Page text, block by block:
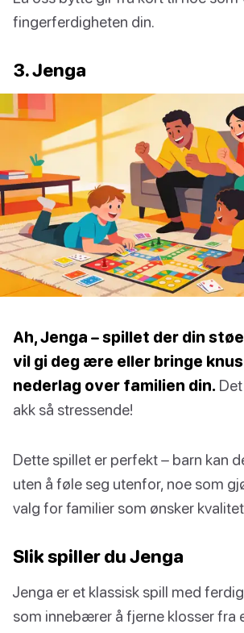
fingerferdigheten din.
3. Jenga
Ah, Jenga – spillet der din
vil gi deg ære eller bringe
nederlag over familien din.
akk så stressende!
Dette spillet er perfekt – barn kan
uten å føle seg utenfor, noe som
valg for familier som ønsker
Slik spiller du Jenga
Jenga er et klassisk spill med
som innebærer å fjerne klosser fra